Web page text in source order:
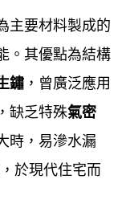
優質產品、顧客
值。 這包括確
供免費專業估
以保障客戶安
境永續發展，並
主要材料製成的
。其優點為結構
鏽 ，曾廣泛應用
缺乏特殊氣密
時，易滲水漏
於現代住宅而